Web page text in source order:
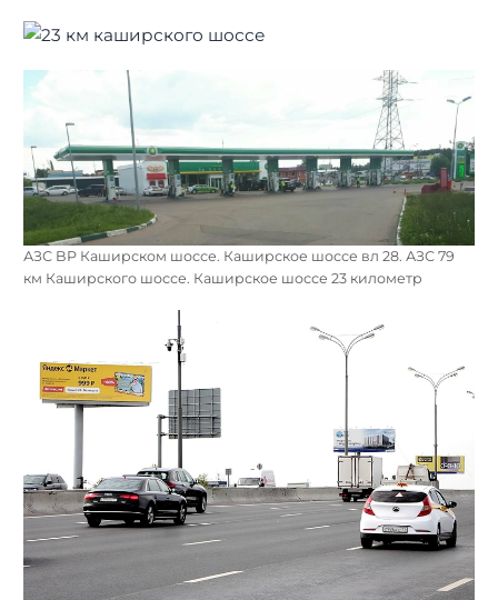
АЗС BP Каширском шоссе. Каширское шоссе вл 28. АЗС 79
км Каширского шоссе. Каширское шоссе 23 километр